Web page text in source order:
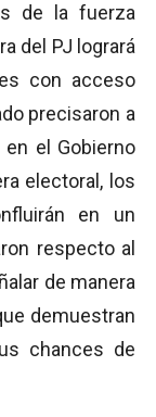
de la fuerza
del PJ logrará
con acceso
precisaron a
el Gobierno
electoral, los
en un
respecto al
de manera
demuestran
chances de